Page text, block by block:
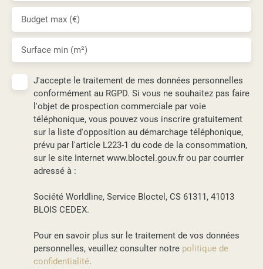
Budget max (€)
Surface min (m²)
J'accepte le traitement de mes données personnelles
conformément au RGPD. Si vous ne souhaitez pas faire
l'objet de prospection commerciale par voie
téléphonique, vous pouvez vous inscrire gratuitement
sur la liste d'opposition au démarchage téléphonique,
prévu par l'article L223-1 du code de la consommation,
sur le site Internet www.bloctel.gouv.fr ou par courrier
adressé à :
Société Worldline, Service Bloctel, CS 61311, 41013
BLOIS CEDEX.
Pour en savoir plus sur le traitement de vos données
personnelles, veuillez consulter notre politique de
confidentialité.